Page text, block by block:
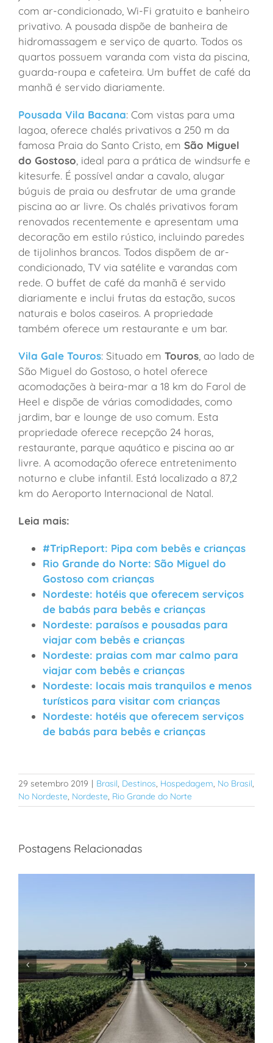
com ar-condicionado, Wi-Fi gratuito e banheiro
privativo. A pousada dispõe de banheira de
hidromassagem e serviço de quarto. Todos os
quartos possuem varanda com vista da piscina,
guarda-roupa e cafeteira. Um buffet de café da
manhã é servido diariamente.
Pousada Vila Bacana: Com vistas para uma
lagoa, oferece chalés privativos a 250 m da
famosa Praia do Santo Cristo, em São Miguel
do Gostoso, ideal para a prática de windsurfe e
kitesurfe. É possível andar a cavalo, alugar
búguis de praia ou desfrutar de uma grande
piscina ao ar livre. Os chalés privativos foram
renovados recentemente e apresentam uma
decoração em estilo rústico, incluindo paredes
de tijolinhos brancos. Todos dispõem de ar-
condicionado, TV via satélite e varandas com
rede. O buffet de café da manhã é servido
diariamente e inclui frutas da estação, sucos
naturais e bolos caseiros. A propriedade
também oferece um restaurante e um bar.
Vila Gale Touros: Situado em Touros, ao lado de
São Miguel do Gostoso, o hotel oferece
acomodações à beira-mar a 18 km do Farol de
Heel e dispõe de várias comodidades, como
jardim, bar e lounge de uso comum. Esta
propriedade oferece recepção 24 horas,
restaurante, parque aquático e piscina ao ar
livre. A acomodação oferece entretenimento
noturno e clube infantil. Está localizado a 87,2
km do Aeroporto Internacional de Natal.
Leia mais:
#TripReport: Pipa com bebês e crianças
Rio Grande do Norte: São Miguel do
Gostoso com crianças
Nordeste: hotéis que oferecem serviços
de babás para bebês e crianças
Nordeste: paraísos e pousadas para
viajar com bebês e crianças
Nordeste: praias com mar calmo para
viajar com bebês e crianças
Nordeste: locais mais tranquilos e menos
turísticos para visitar com crianças
Nordeste: hotéis que oferecem serviços
de babás para bebês e crianças
29 setembro 2019 Brasil, Destinos, Hospedagem, No Brasil,
No Nordeste, Nordeste, Rio Grande do Norte
Postagens Relacionadas